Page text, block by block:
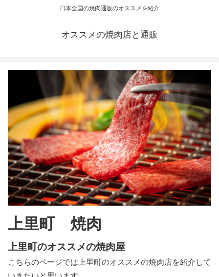
日本全国の焼肉通販のオススメを紹介
オススメの焼肉店と通販
上里町 焼肉
上里町のオススメの焼肉屋
こちらのページでは上里町のオススメの焼肉店を紹介して